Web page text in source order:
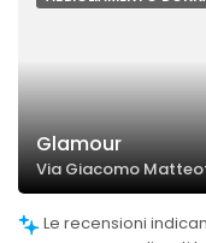
Glamour
Via Giacomo